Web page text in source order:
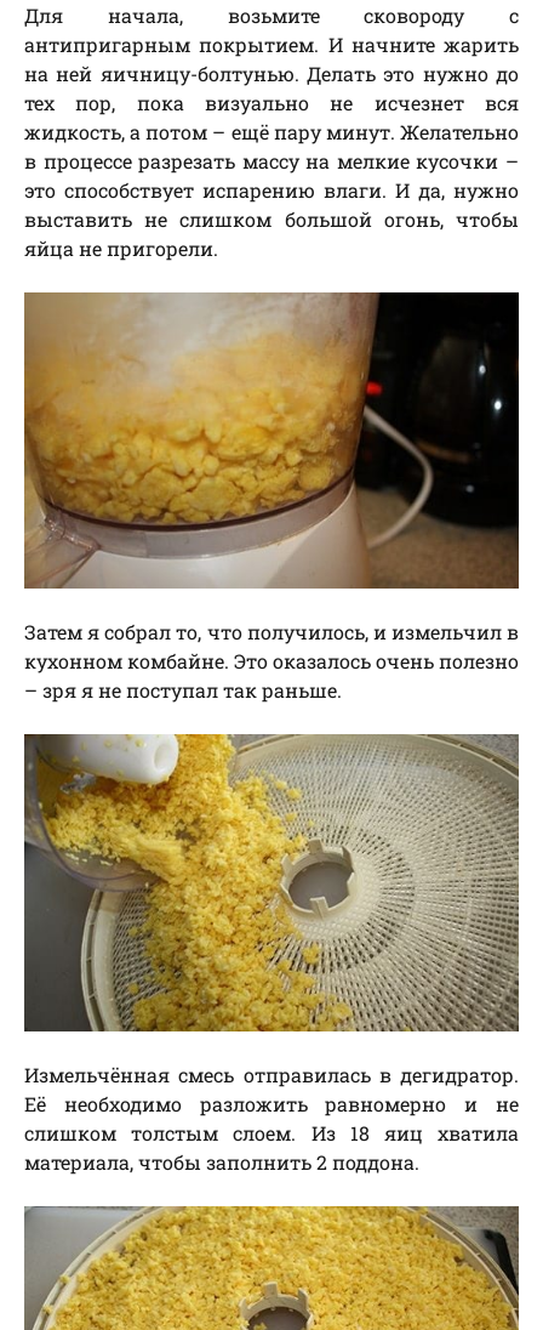
Для начала, возьмите сковороду с
антипригарным покрытием. И начните жарить
на ней яичницу-болтунью. Делать это нужно до
тех пор, пока визуально не исчезнет вся
жидкость, а потом – ещё пару минут. Желательно
в процессе разрезать массу на мелкие кусочки –
это способствует испарению влаги. И да, нужно
выставить не слишком большой огонь, чтобы
яйца не пригорели.
Затем я собрал то, что получилось, и измельчил в
кухонном комбайне. Это оказалось очень полезно
– зря я не поступал так раньше.
Измельчённая смесь отправилась в дегидратор.
Её необходимо разложить равномерно и не
слишком толстым слоем. Из 18 яиц хватила
материала, чтобы заполнить 2 поддона.